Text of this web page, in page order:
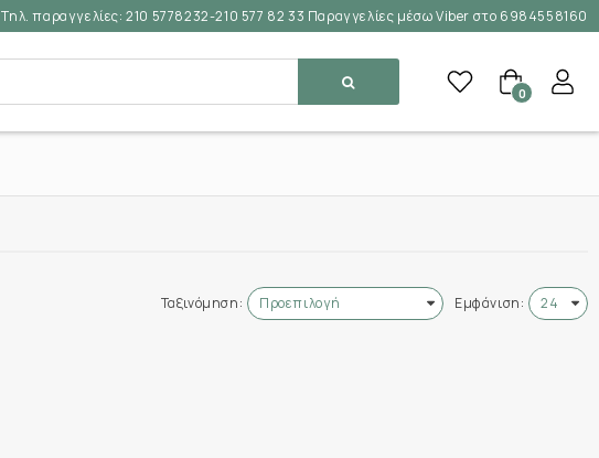
Τηλ. παραγγελίες:210 5778232-210 577 82 33 Παραγγελίες μέσω Viber στο 6984558160
0
Ταξινόμηση: Εμφάνιση: